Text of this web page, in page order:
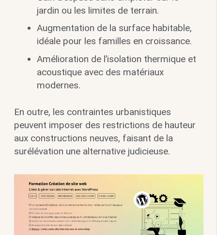
jardin ou les limites de terrain.
Augmentation de la surface habitable,
idéale pour les familles en croissance.
Amélioration de l’isolation thermique et
acoustique avec des matériaux
modernes.
En outre, les contraintes urbanistiques
peuvent imposer des restrictions de hauteur
aux constructions neuves, faisant de la
surélévation une alternative judicieuse.